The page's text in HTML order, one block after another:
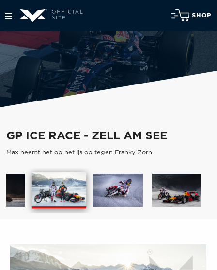
SHOP
GP ICE RACE - ZELL AM SEE
Max neemt het op het ijs op tegen Franky Zorn